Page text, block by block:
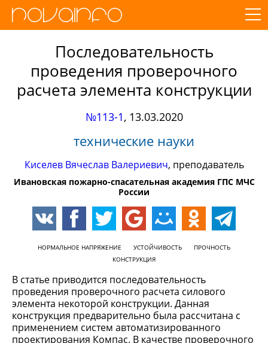
Последовательность
проведения проверочного
расчета элемента конструкции
№113-1, 13.03.2020
технические науки
Киселев Вячеслав Валериевич, преподаватель
Ивановская пожарно-спасательная академия ГПС МЧС
России
НОРМАЛЬНОЕ НАПРЯЖЕНИЕ УСТОЙЧИВОСТЬ
ПРОЧНОСТЬ
КОНСТРУКЦИЯ
В статье приводится последовательность
проведения проверочного расчета силового
элемента некоторой конструкции. Данная
конструкция предварительно была рассчитана с
применением систем автоматизированного
проектирования Компас. В качестве проверочного